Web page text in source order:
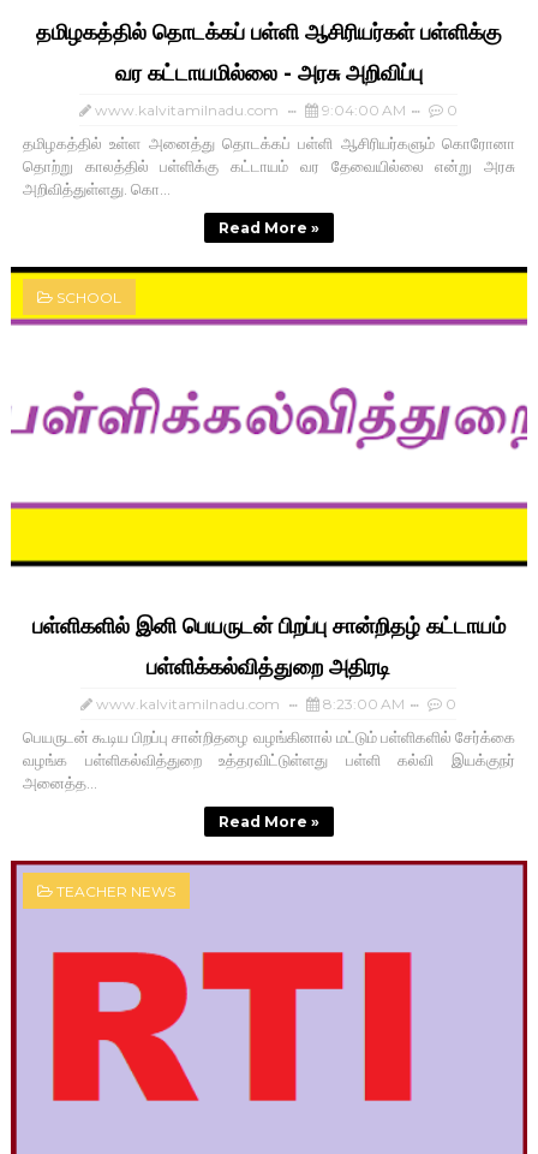
தமிழகத்தில் தொடக்கப் பள்ளி ஆசிரியர்கள் பள்ளிக்கு
வர கட்டாயமில்லை - அரசு அறிவிப்பு
www.kalvitamilnadu.com 9:04:00 AM 0
தமிழகத்தில் உள்ள அனைத்து தொடக்கப் பள்ளி ஆசிரியர்களும் கொரோனா
தொற்று காலத்தில் பள்ளிக்கு கட்டாயம் வர தேவையில்லை என்று அரசு
அறிவித்துள்ளது. கொ...
Read More »
SCHOOL
பள்ளிகளில் இனி பெயருடன் பிறப்பு சான்றிதழ் கட்டாயம்
பள்ளிக்கல்வித்துறை அதிரடி
www.kalvitamilnadu.com 8:23:00 AM 0
பெயருடன் கூடிய பிறப்பு சான்றிதழை வழங்கினால் மட்டும் பள்ளிகளில் சேர்க்கை
வழங்க பள்ளிகல்வித்துறை உத்தரவிட்டுள்ளது பள்ளி கல்வி இயக்குநர்
அனைத்த...
Read More »
TEACHER NEWS